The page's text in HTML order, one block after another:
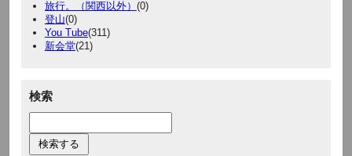
旅行。（関西以外） (0)
登山(0)
You Tube(311)
新会堂(21)
検索